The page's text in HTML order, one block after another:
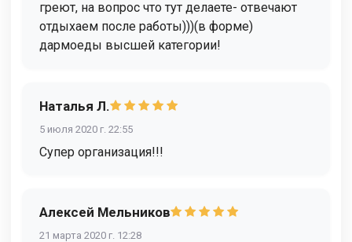
греют, на вопрос что тут делаете- отвечают
отдыхаем после работы)))(в форме)
дармоеды высшей категории!
Наталья Л.
5 июля 2020 г. 22:55
Супер организация!!!
Алексей Мельников
21 марта 2020 г. 12:28